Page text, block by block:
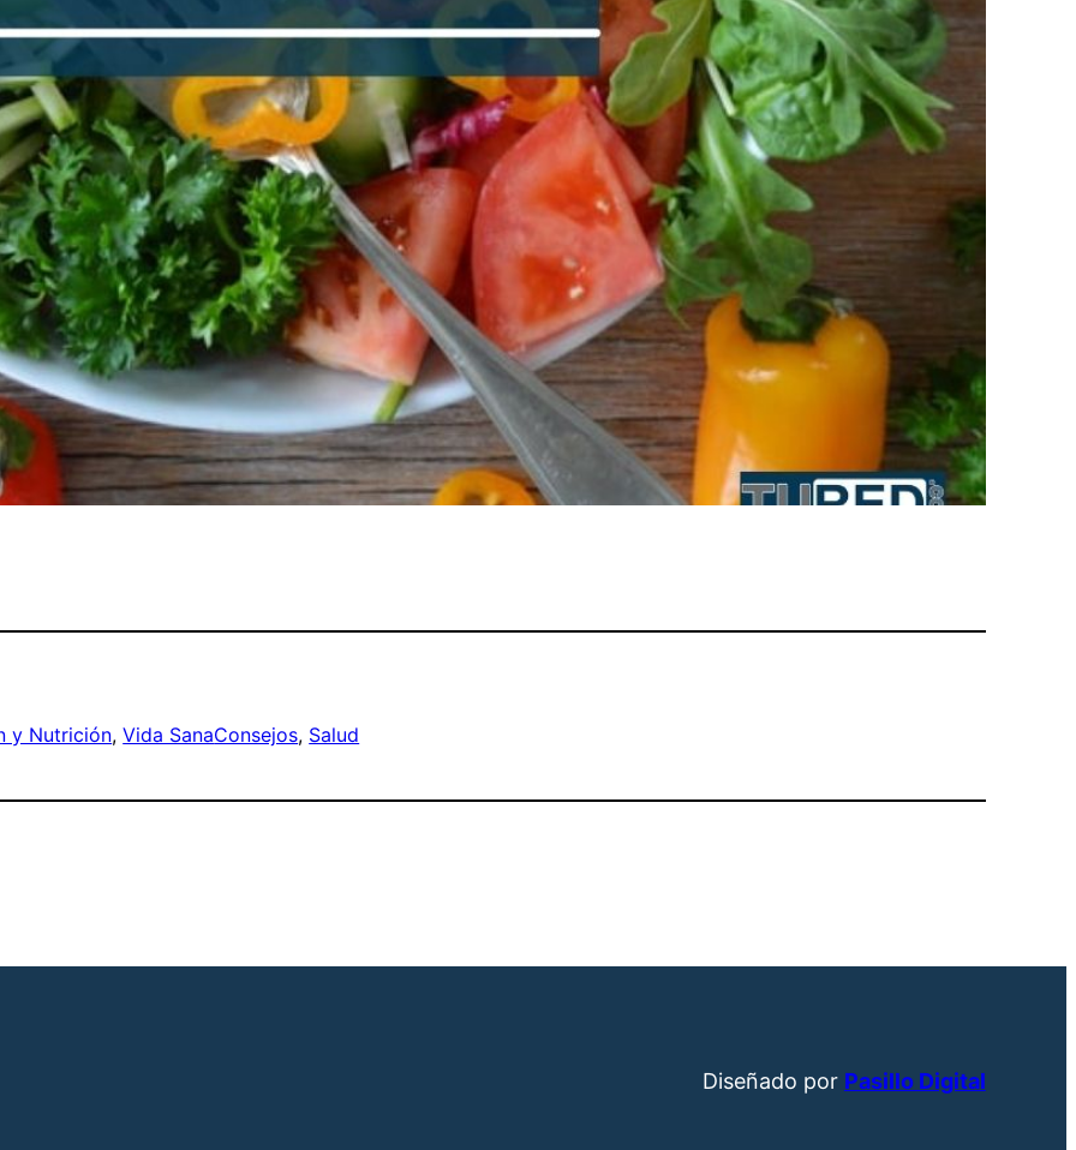
y Nutrición, Vida SanaConsejos, Salud
Diseñado por Pasillo Digital